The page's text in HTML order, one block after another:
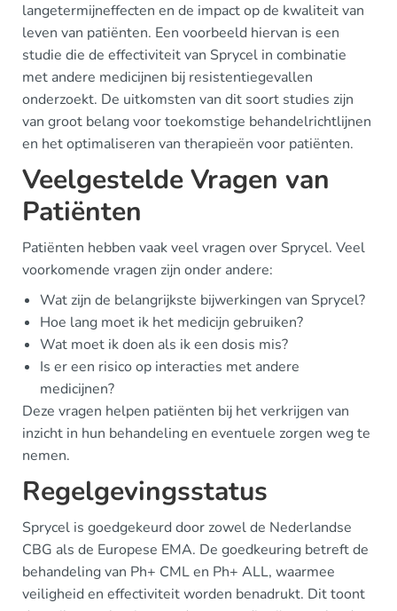
langetermijneffecten en de impact op de kwaliteit van
leven van patiënten. Een voorbeeld hiervan is een
studie die de effectiviteit van Sprycel in combinatie
met andere medicijnen bij resistentiegevallen
onderzoekt. De uitkomsten van dit soort studies zijn
van groot belang voor toekomstige behandelrichtlijnen
en het optimaliseren van therapieën voor patiënten.
Veelgestelde Vragen van
Patiënten
Patiënten hebben vaak veel vragen over Sprycel. Veel
voorkomende vragen zijn onder andere:
Wat zijn de belangrijkste bijwerkingen van Sprycel?
Hoe lang moet ik het medicijn gebruiken?
Wat moet ik doen als ik een dosis mis?
Is er een risico op interacties met andere
medicijnen?
Deze vragen helpen patiënten bij het verkrijgen van
inzicht in hun behandeling en eventuele zorgen weg te
nemen.
Regelgevingsstatus
Sprycel is goedgekeurd door zowel de Nederlandse
CBG als de Europese EMA. De goedkeuring betreft de
behandeling van Ph+ CML en Ph+ ALL, waarmee
veiligheid en effectiviteit worden benadrukt. Dit toont